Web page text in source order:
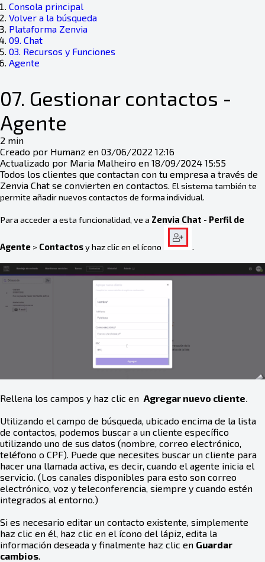
Consola principal
Volver a la búsqueda
Plataforma Zenvia
09. Chat
03. Recursos y Funciones
Agente
07. Gestionar contactos -
Agente
2 min
Creado por Humanz en 03/06/2022 12:16
Actualizado por Maria Malheiro en 18/09/2024 15:55
Todos los clientes que contactan con tu empresa a través de
Zenvia Chat se convierten en contactos. El sistema también te
permite añadir nuevos contactos de forma individual.
Para acceder a esta funcionalidad, ve a Zenvia Chat - Perfil de
Agente > Contactosy haz clic en el ícono .
Rellena los campos y haz clic en Agregar nuevo cliente
Utilizando el campo de búsqueda, ubicado encima de la lista
de contactos, podemos buscar a un cliente específico
utilizando uno de sus datos (nombre, correo electrónico,
teléfono o CPF). Puede que necesites buscar un cliente para
hacer una llamada activa, es decir, cuando el agente inicia el
servicio. (Los canales disponibles para esto son correo
electrónico, voz y teleconferencia, siempre y cuando estén
integrados al entorno.)
Si es necesario editar un contacto existente, simplemente
haz clic en él, haz clic en el ícono del lápiz, edita la
información deseada y finalmente haz clic en Guardar
cambios